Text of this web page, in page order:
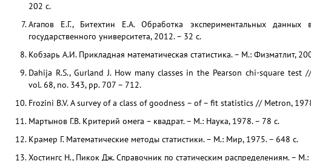
202 с.
Агапов Е.Г., Битехтин Е.А. Обработка экспериментальных
государственного университета, 2012. – 32 с.
Кобзарь А.И. Прикладная математическая статистика. – М.: Физматлит,
Dahija R.S., Gurland J. How many classes in the Pearson chi-square
vol. 68, no. 343, pp. 707 – 712.
Frozini B.V. A survey of a class of goodness – of – fit statistics // Metron,
Мартынов Г.В. Критерий омега – квадрат. – М.: Наука, 1978. – 78 c.
Крамер Г. Математические методы статистики. – М.: Мир, 1975. – 648 c.
Хостингс Н., Пикок Дж. Справочник по статическим распределениям. – М.: